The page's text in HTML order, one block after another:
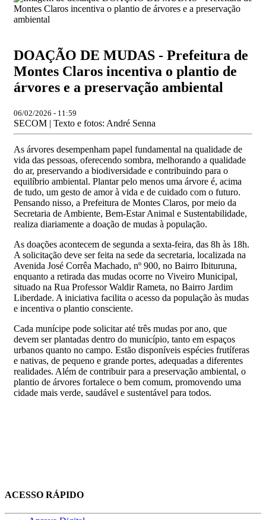
DOAÇÃO DE MUDAS - Prefeitura de
Montes Claros incentiva o plantio de
árvores e a preservação ambiental
06/02/2026 - 11:59
SECOM | Texto e fotos: André Senna
As árvores desempenham papel fundamental na qualidade de
vida das pessoas, oferecendo sombra, melhorando a qualidade
do ar, preservando a biodiversidade e contribuindo para o
equilíbrio ambiental. Plantar pelo menos uma árvore é, acima
de tudo, um gesto de amor à vida e de cuidado com o futuro.
Pensando nisso, a Prefeitura de Montes Claros, por meio da
Secretaria de Ambiente, Bem-Estar Animal e Sustentabilidade,
realiza diariamente a doação de mudas à população.
As doações acontecem de segunda a sexta-feira, das 8h às 18h.
A solicitação deve ser feita na sede da secretaria, localizada na
Avenida José Corrêa Machado, nº 900, no Bairro Ibituruna,
enquanto a retirada das mudas ocorre no Viveiro Municipal,
situado na Rua Professor Waldir Rameta, no Bairro Jardim
Liberdade. A iniciativa facilita o acesso da população às mudas
e incentiva o plantio consciente.
Cada munícipe pode solicitar até três mudas por ano, que
devem ser plantadas dentro do município, tanto em espaços
urbanos quanto no campo. Estão disponíveis espécies frutíferas
e nativas, de pequeno e grande portes, adequadas a diferentes
realidades. Além de contribuir para a preservação ambiental, o
plantio de árvores fortalece o bem comum, promovendo uma
cidade mais verde, saudável e sustentável para todos.
ACESSO RÁPIDO